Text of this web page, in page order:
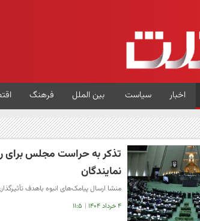
اخبار سیاست بین الملل فرهنگ
تذکر به حراست مجلس برای
نمایندگان
منشا ارسال پیامک‌های انبوه باهدف
۴ خرداد ۱۴۰۴ | ۱۱:۵